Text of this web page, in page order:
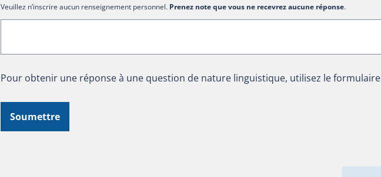
Veuillez n’inscrire aucun renseignement personnel. Prenez note que vous ne recevrez aucune réponse.
Pour obtenir une réponse à une question de nature linguistique, utilisez le formulaire
Soumettre